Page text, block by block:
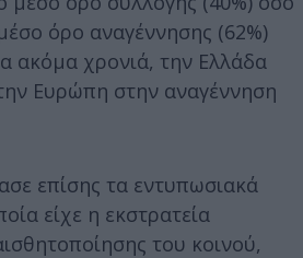
όρο αναγέννησης (62%)
ακόμα χρονιά, την Ελλάδα
Ευρώπη στην αναγέννηση
επίσης τα εντυπωσιακά
είχε η εκστρατεία
του κοινού,